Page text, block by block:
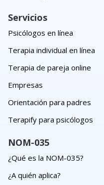
Servicios
Psicólogos en línea
Terapia individual en línea
Terapia de pareja online
Empresas
Orientación para padres
Terapify para psicólogos
NOM-035
¿Qué es la NOM-035?
¿A quién aplica?